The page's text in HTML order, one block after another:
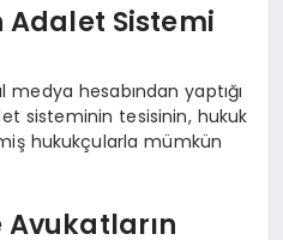
Adalet Sistemi
medya hesabından yaptığı
sisteminin tesisinin, hukuk
hukukçularla mümkün
Avukatların